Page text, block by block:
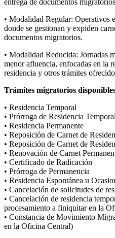
• Modalidad Regular: Operativos
donde se gestionan y expiden
documentos migratorios.
• Modalidad Reducida: Jornadas
menor afluencia, enfocadas en la
residencia y otros trámites
Trámites migratorios
• Residencia Temporal
• Prórroga de Residencia Temporal
• Residencia Permanente
• Reposición de Carnet de
• Reposición de Carnet de
• Renovación de Carnet
• Certificado de Radicación
• Prórroga de Permanencia
• Residencia Espontánea u
• Cancelación de solicitudes de
• Cancelación de residencia
procesamiento a finiquitar en la
• Constancia de Movimiento
en la Oficina Central)